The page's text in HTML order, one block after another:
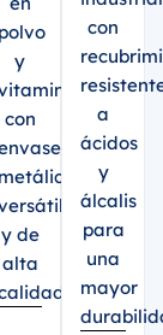
polvo
y
con
metálicos
y de
alta
con
a
ácidos
y
álcalis
para
una
mayor